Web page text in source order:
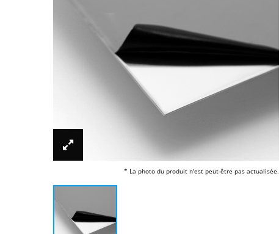
* La photo du produit n'est peut-être pas actualisée.